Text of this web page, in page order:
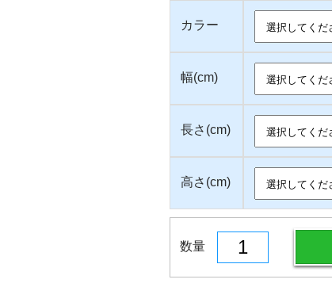
カラー
幅(cm)
長さ(cm)
高さ(cm)
数量